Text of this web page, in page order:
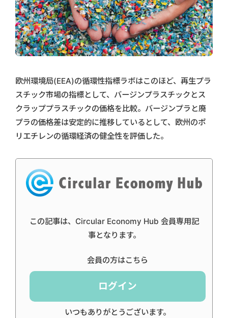
欧州環境局(EEA)の循環性指標ラボはこのほど、再生プラ
スチック市場の指標として、バージンプラスチックとス
クラッププラスチックの価格を比較。バージンプラと廃
プラの価格差は安定的に推移しているとして、欧州のポ
リエチレンの循環経済の健全性を評価した。
この記事は、Circular Economy Hub 会員専用記
事となります。
会員の方はこちら
ログイン
いつもありがとうございます。